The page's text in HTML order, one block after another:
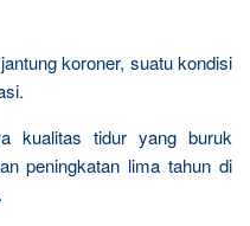
koroner, suatu kondisi
kualitas tidur yang buruk
peningkatan lima tahun di